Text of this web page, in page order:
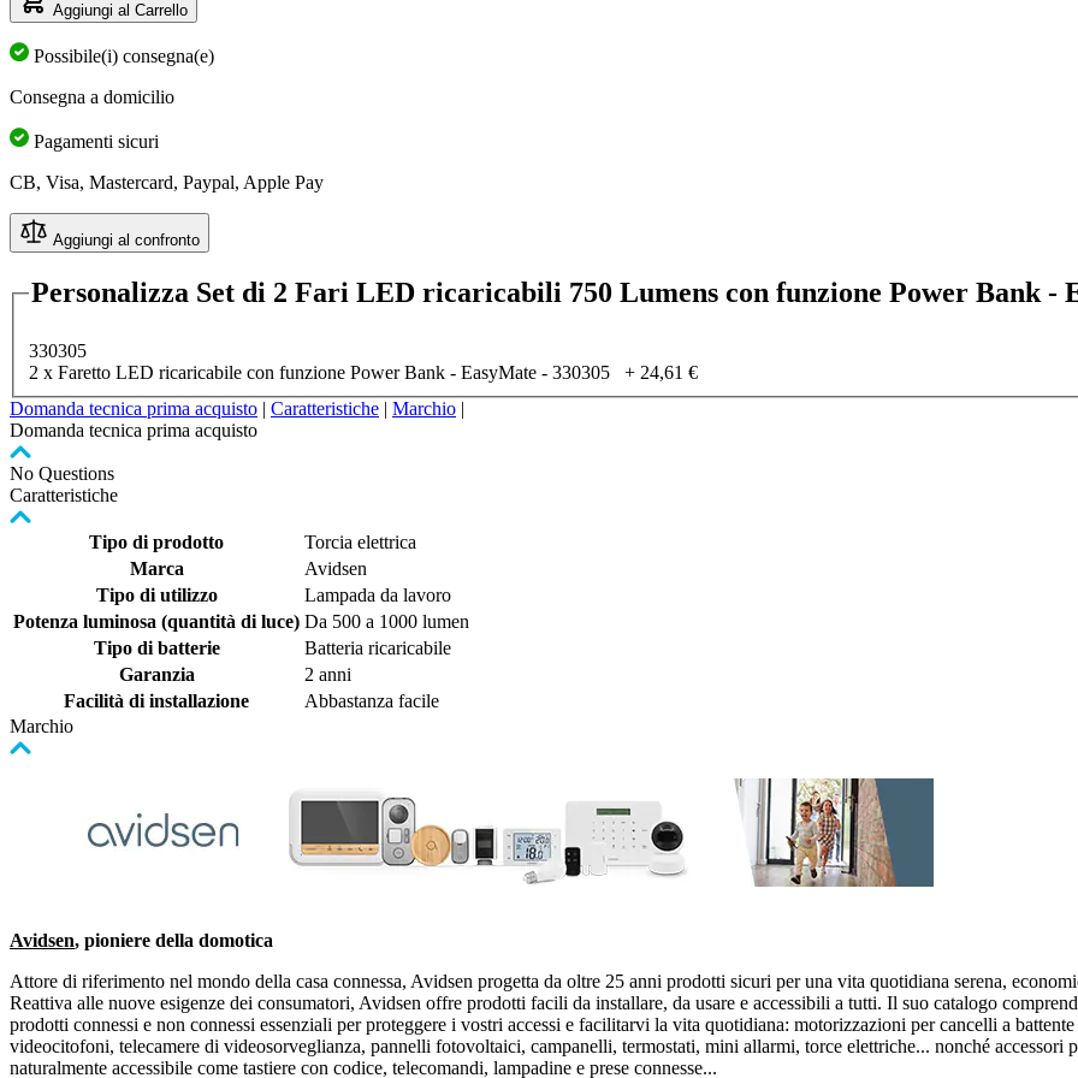
Aggiungi al Carrello
Possibile(i) consegna(e)
Consegna a domicilio
Pagamenti sicuri
CB, Visa, Mastercard, Paypal, Apple Pay
Aggiungi al confronto
Personalizza Set di 2 Fari LED ricaricabili 750 Lumens con funzione Power Bank -
330305
2 x Faretto LED ricaricabile con funzione Power Bank - EasyMate - 330305
+ 24,61 €
Domanda tecnica prima acquisto | Caratteristiche | Marchio |
Domanda tecnica prima acquisto
No Questions
Caratteristiche
Tipo di prodotto
Torcia elettrica
Marca
Avidsen
Tipo di utilizzo
Lampada da lavoro
Potenza luminosa (quantità di luce) Da 500 a 1000 lumen
Tipo di batterie
Batteria ricaricabile
Garanzia
2 anni
Facilità di installazione
Abbastanza facile
Marchio
Avidsen, pioniere della domotica
Attore di riferimento nel mondo della casa connessa, Avidsen progetta da oltre 25 anni prodotti sicuri per una vita quotidiana serena,
Reattiva alle nuove esigenze dei consumatori, Avidsen offre prodotti facili da installare, da usare e accessibili a tutti. Il suo catalogo
prodotti connessi e non connessi essenziali per proteggere i vostri accessi e facilitarvi la vita quotidiana: motorizzazioni per cancelli a
videocitofoni, telecamere di videosorveglianza, pannelli fotovoltaici, campanelli, termostati, mini allarmi, torce elettriche... nonché accessori
naturalmente accessibile come tastiere con codice, telecomandi, lampadine e prese connesse...